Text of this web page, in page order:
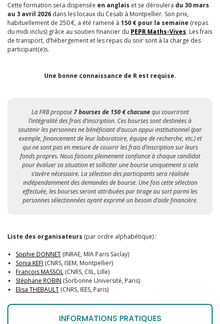
Cette formation sera dispensée en anglais et se déroulera du 30 mars
au 3 avril 2026 dans les locaux du Cesab à Montpellier. Son prix,
habituellement de 250 €, a été ramené à 150 € pour la semaine (repas
du midi inclus) grâce au soutien financier du PEPR Maths-Vives. Les frais
de transport, d’hébergement et les repas du soir sont à la charge des
participant(e)s.
Une bonne connaissance de R est requise.
La FRB propose7 bourses de 150 € chacunequi couvriront
l’intégralité des frais d’inscription. Ces bourses sont destinées à
soutenir les personnes ne bénéficiant d’aucun appui institutionnel (par
exemple, financement de leur laboratoire, équipe de recherche, etc.) et
qui ne sont pas en mesure de couvrir les frais d’inscription sur leurs
fonds propres. Nous faisons pleinement confiance à chaque candidat
pour évaluer sa situation et solliciter une bourse uniquement si cela
s’avère nécessaire. La sélection des participants sera réalisée
indépendamment des demandes de bourse. Une fois cette sélection
effectuée, les bourses seront attribuées par tirage au sort parmi les
personnes sélectionnées ayant exprimé un besoin d’aide financière.
Liste des organisateurs (par ordre alphabétique) :
Sophie DONNET (INRAE, MIA Paris Saclay)
Sonia KEFI (CNRS, ISEM, Montpellier)
François MASSOL (CNRS, CIIL, Lille)
Stéphane ROBIN (Sorbonne Université, Paris)
Elisa THEBAULT (CNRS, IEES, Paris)
INFORMATIONS PRATIQUES